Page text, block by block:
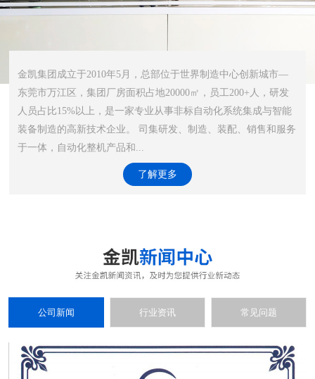
金凯集团成立于2010年5月，总部位于世界制造中心创新城市—
东莞市万江区，集团厂房面积占地20000㎡，员工200+人，研发
人员占比15%以上，是一家专业从事非标自动化系统集成与智能
装备制造的高新技术企业。 司集研发、制造、装配、销售和服务
于一体，自动化整机产品和...
了解更多
公司新闻 行业资讯 常见问题